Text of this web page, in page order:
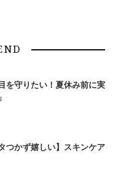
を守りたい！夏休み前に実
つかず嬉しい】スキンケア